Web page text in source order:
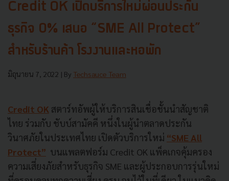
Credit​ OK เปิดบริการใหม่ผ่อนประกัน
ธุรกิจ​ 0% เสนอ​ “SME​ All​ Protect”​
สำหรับ​ร้านค้า โรงงานและหอพัก
มิถุนายน 7, 2022 | By Techsauce Team
Credit OK สตาร์ทอัพผู้ให้บริการสินเชื่อชั้นนำสัญชาติ
ไทย ร่วมกับ ชับบ์สามัคคี หนึ่งในผู้นำตลาดประกัน
วินาศภัยในประเทศไทย เปิดตัวบริการใหม่ “SME All
Protect” บนแพลตฟอร์ม Credit OK แพ็คเกจคุ้มครอง
ความเสี่ยงภัยสำหรับธุรกิจ SME และผู้ประกอบการรุ่นใหม่